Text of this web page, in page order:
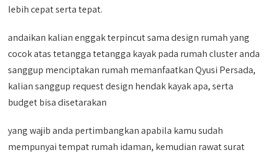
lebih cepat serta tepat.
andaikan kalian enggak terpincut sama design rumah yang
cocok atas tetangga tetangga kayak pada rumah cluster anda
sanggup menciptakan rumah memanfaatkan Qyusi Persada,
kalian sanggup request design hendak kayak apa, serta
budget bisa disetarakan
yang wajib anda pertimbangkan apabila kamu sudah
mempunyai tempat rumah idaman, kemudian rawat surat